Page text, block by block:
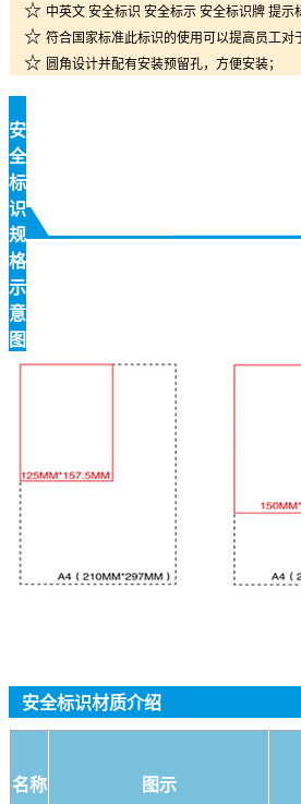
☆ 中英文 安全标识 安全标示 安全标识牌 提示
☆ 符合国家标准此标识的使用可以提高员工
☆ 圆角设计并配有安装预留孔，方便安装；
安
全
标
识
规
格
示
意
图
安全标识材质介绍
名称 图示